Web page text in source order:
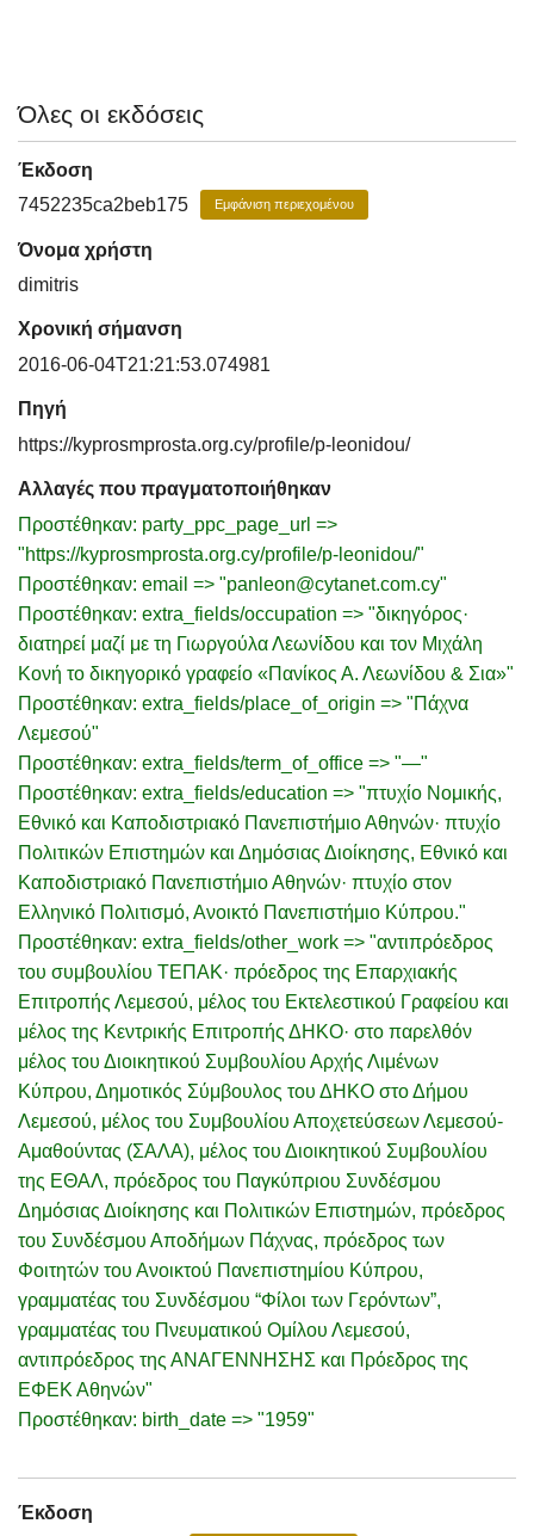
Όλες οι εκδόσεις
Έκδοση
7452235ca2beb175
Εμφάνιση περιεχομένου
Όνομα χρήστη
dimitris
Χρονική σήμανση
2016-06-04T21:21:53.074981
Πηγή
https://kyprosmprosta.org.cy/profile/p-leonidou/
Αλλαγές που πραγματοποιήθηκαν
Προστέθηκαν: party_ppc_page_url =>
"https://kyprosmprosta.org.cy/profile/p-leonidou/"
Προστέθηκαν: email => "panleon@cytanet.com.cy"
Προστέθηκαν: extra_fields/occupation => "δικηγόρος·
διατηρεί μαζί με τη Γιωργούλα Λεωνίδου και τον Μιχάλη
Κονή το δικηγορικό γραφείο «Πανίκος Α. Λεωνίδου & Σια»"
Προστέθηκαν: extra_fields/place_of_origin => "Πάχνα
Λεμεσού"
Προστέθηκαν: extra_fields/term_of_office => "—"
Προστέθηκαν: extra_fields/education => "πτυχίο Νομικής,
Εθνικό και Καποδιστριακό Πανεπιστήμιο Αθηνών· πτυχίο
Πολιτικών Επιστημών και Δημόσιας Διοίκησης, Εθνικό και
Καποδιστριακό Πανεπιστήμιο Αθηνών· πτυχίο στον
Ελληνικό Πολιτισμό, Ανοικτό Πανεπιστήμιο Κύπρου."
Προστέθηκαν: extra_fields/other_work => "αντιπρόεδρος
του συμβουλίου ΤΕΠΑΚ· πρόεδρος της Επαρχιακής
Επιτροπής Λεμεσού, μέλος του Εκτελεστικού Γραφείου και
μέλος της Κεντρικής Επιτροπής ΔΗΚΟ· στο παρελθόν
μέλος του Διοικητικού Συμβουλίου Αρχής Λιμένων
Κύπρου, Δημοτικός Σύμβουλος του ΔΗΚΟ στο Δήμου
Λεμεσού, μέλος του Συμβουλίου Αποχετεύσεων Λεμεσού-
Αμαθούντας (ΣΑΛΑ), μέλος του Διοικητικού Συμβουλίου
της ΕΘΑΛ, πρόεδρος του Παγκύπριου Συνδέσμου
Δημόσιας Διοίκησης και Πολιτικών Επιστημών, πρόεδρος
του Συνδέσμου Αποδήμων Πάχνας, πρόεδρος των
Φοιτητών του Ανοικτού Πανεπιστημίου Κύπρου,
γραμματέας του Συνδέσμου “Φίλοι των Γερόντων”,
γραμματέας του Πνευματικού Ομίλου Λεμεσού,
αντιπρόεδρος της ΑΝΑΓΕΝΝΗΣΗΣ και Πρόεδρος της
ΕΦΕΚ Αθηνών"
Προστέθηκαν: birth_date => "1959"
Έκδοση